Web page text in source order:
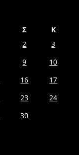
Σ
Κ
2
3
9
10
16
17
23
24
30